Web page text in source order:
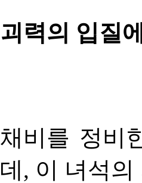
괴력의 입질
채비를 정비
데, 이 녀석